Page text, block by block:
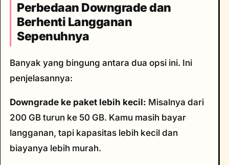
Perbedaan Downgrade dan
Berhenti Langganan
Sepenuhnya
Banyak yang bingung antara dua opsi ini. Ini
penjelasannya:
Downgrade ke paket lebih kecil: Misalnya dari
200 GB turun ke 50 GB. Kamu masih bayar
langganan, tapi kapasitas lebih kecil dan
biayanya lebih murah.